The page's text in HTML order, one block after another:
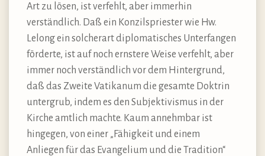
Art zu lösen, ist verfehlt, aber immerhin
verständlich. Daß ein Konzilspriester wie Hw.
Lelong ein solcherart diplomatisches Unterfangen
förderte, ist auf noch ernstere Weise verfehlt, aber
immer noch verständlich vor dem Hintergrund,
daß das Zweite Vatikanum die gesamte Doktrin
untergrub, indem es den Subjektivismus in der
Kirche amtlich machte. Kaum annehmbar ist
hingegen, von einer „Fähigkeit und einem
Anliegen für das Evangelium und die Tradition“